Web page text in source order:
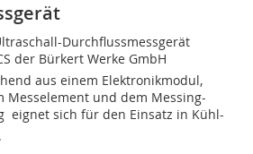
Durchflussmessgerät
der Bürkert Werke GmbH 
aus einem Elektronikmodul,
Messelement und dem Messing-
 eignet sich für den Einsatz in Kühl-